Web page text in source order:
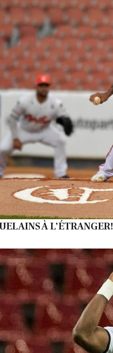
À L’ÉTRANGER!